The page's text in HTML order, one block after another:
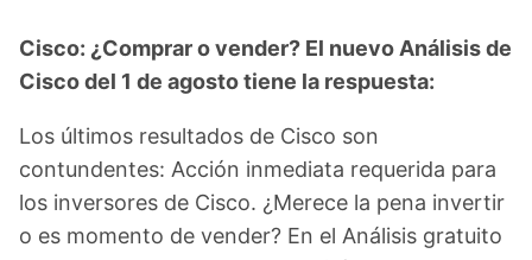
Cisco: ¿Comprar o vender? El nuevo Análisis de
Cisco del 1 de agosto tiene la respuesta:
Los últimos resultados de Cisco son
contundentes: Acción inmediata requerida para
los inversores de Cisco. ¿Merece la pena invertir
o es momento de vender? En el Análisis gratuito